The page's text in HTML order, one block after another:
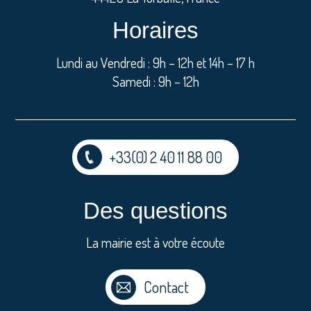
Horaires
Lundi au Vendredi : 9h – 12h et 14h – 17 h
Samedi : 9h – 12h
+33(0) 2 40 11 88 00
Des questions
La mairie est à votre écoute
Contact